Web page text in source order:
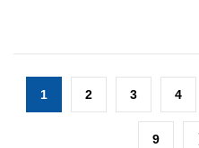
1 2 3 4
9